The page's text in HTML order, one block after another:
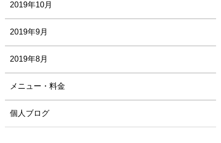
2019年10月
2019年9月
2019年8月
メニュー・料金
個人ブログ